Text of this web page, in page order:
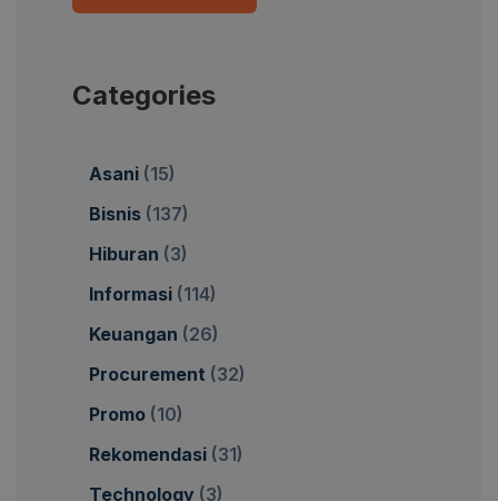
Categories
Asani (15)
Bisnis (137)
Hiburan (3)
Informasi (114)
Keuangan (26)
Procurement (32)
Promo (10)
Rekomendasi (31)
Technology (3)